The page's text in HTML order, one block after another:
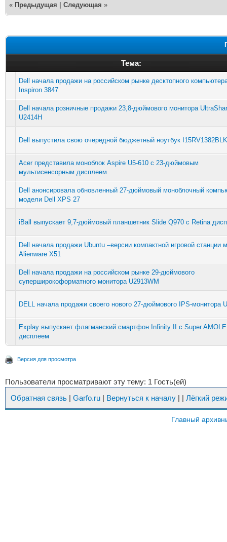
« Предыдущая Следующая »
Тема:
Dell начала продажи на российском рынке десктопного
Inspiron 3847
Dell начала розничные продажи 23,8-дюймового монитора
U2414H
Dell выпустила свою очередной бюджетный ноутбук I15RV1382BLK
Acer представила моноблок Aspire U5-610 с 23-дюймовым
мультисенсорным дисплеем
Dell анонсировала обновленный 27-дюймовый моноблочный
модели Dell XPS 27
iBall выпускает 9,7-дюймовый планшетник Slide Q970 с Retina
Dell начала продажи Ubuntu –версии компактной игровой станции
Alienware X51
Dell начала продажи на российском рынке 29-дюймового
суперширокоформатного монитора U2913WM
DELL начала продажи своего нового 27-дюймового IPS-монитора
Explay выпускает флагманский смартфон Infinity II с Super
дисплеем
Версия для просмотра
Пользователи просматривают эту тему: 1 Гость(ей)
Обратная связь | Garfo.ru | Вернуться к началу | | Лёгкий
Главный